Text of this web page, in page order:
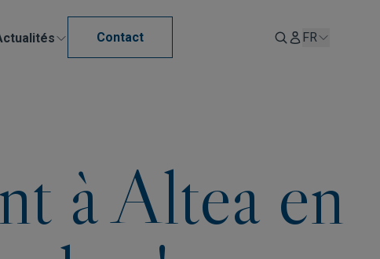
Contact FR
à Altea en